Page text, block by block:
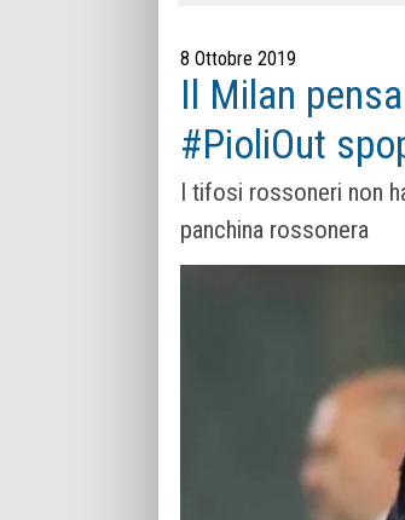
8 Ottobre 2019
Il Milan
#PioliOut
I tifosi rossoneri non
panchina rossonera